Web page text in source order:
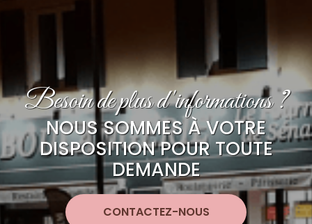
Besoin de plus d'informations ?
NOUS SOMMES À VOTRE
DISPOSITION POUR TOUTE
DEMANDE
CONTACTEZ-NOUS